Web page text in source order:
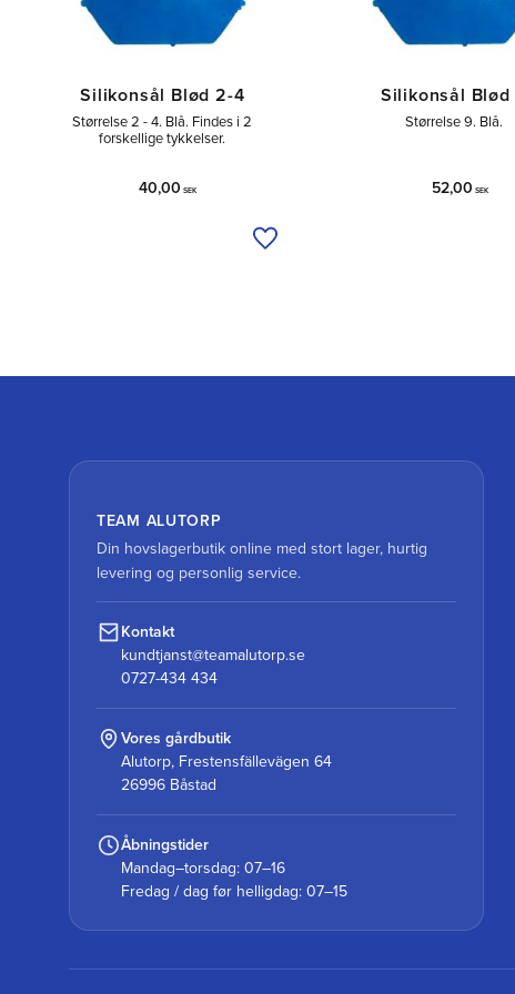
Silikonsål Blød 2-4
Størrelse 2 - 4. Blå. Findes i 2
forskellige tykkelser.
40,00 SEK
Tilføj til ønskeliste
Silikonsål Blød
Størrelse 9. Blå.
52,00 SEK
TEAM ALUTORP
Din hovslagerbutik online med stort lager, hurtig
levering og personlig service.
Kontakt
kundtjanst@teamalutorp.se
0727-434 434
Vores gårdbutik
Alutorp, Frestensfällevägen 64
26996 Båstad
Åbningstider
Mandag–torsdag: 07–16
Fredag / dag før helligdag: 07–15